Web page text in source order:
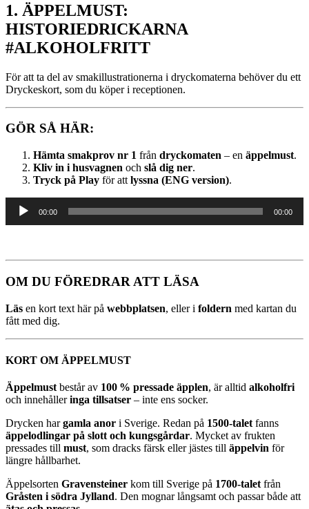
1. ÄPPELMUST:
HISTORIEDRICKARNA
#ALKOHOLFRITT
För att ta del av smakillustrationerna i dryckomaterna behöver du ett
Dryckeskort, som du köper i receptionen.
GÖR SÅ HÄR:
Hämta smakprov nr 1 från dryckomaten – en äppelmust.
Kliv in i husvagnen och slå dig ner.
Tryck på Play för att lyssna (ENG version).
Ljudspelare
00:00 00:00
OM DU FÖREDRAR ATT LÄSA
Läs en kort text här på webbplatsen, eller i foldern med kartan du
fått med dig.
KORT OM ÄPPELMUST
Äppelmust består av 100 % pressade äpplen, är alltid alkoholfri
och innehålleringa tillsatser – inte ens socker.
Drycken hargamla anor i Sverige. Redan på 1500-talet fanns
äppelodlingar på slott och kungsgårdar. Mycket av frukten
pressades till must, som dracks färsk eller jästes till äppelvin för
längre hållbarhet.
Äppelsorten Gravensteiner kom till Sverige på 1700-talet från
Gråsten i södra Jylland. Den mognar långsamt och passar både att